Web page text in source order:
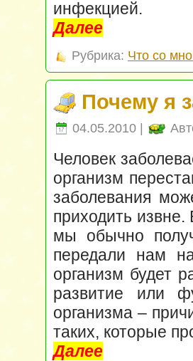
инфекцией.
Далее
Рубрика: Что со
Почему я
04.05.2010 |
Человек
организм
заболевания
приходить
мы обычно
передали нам
организм будет
развитие или
организма –
таких, которые
Далее